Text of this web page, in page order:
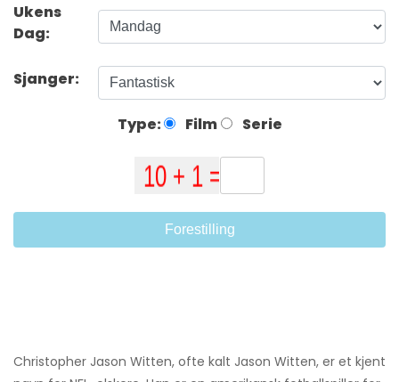
Ukens
Dag:
Sjanger:
Type: Film Serie
Forestilling
Christopher Jason Witten, ofte kalt Jason Witten, er et kjent